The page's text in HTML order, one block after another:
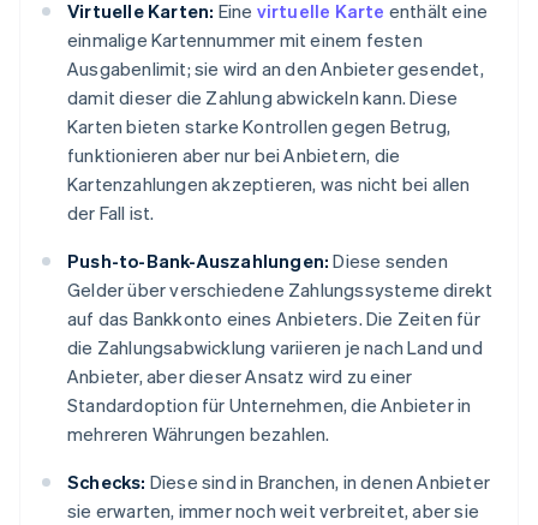
Virtuelle Karten: Eine virtuelle Karte enthält eine
einmalige Kartennummer mit einem festen
Ausgabenlimit; sie wird an den Anbieter gesendet,
damit dieser die Zahlung abwickeln kann. Diese
Karten bieten starke Kontrollen gegen Betrug,
funktionieren aber nur bei Anbietern, die
Kartenzahlungen akzeptieren, was nicht bei allen
der Fall ist.
Push-to-Bank-Auszahlungen: Diese senden
Gelder über verschiedene Zahlungssysteme direkt
auf das Bankkonto eines Anbieters. Die Zeiten für
die Zahlungsabwicklung variieren je nach Land und
Anbieter, aber dieser Ansatz wird zu einer
Standardoption für Unternehmen, die Anbieter in
mehreren Währungen bezahlen.
Schecks: Diese sind in Branchen, in denen Anbieter
sie erwarten, immer noch weit verbreitet, aber sie